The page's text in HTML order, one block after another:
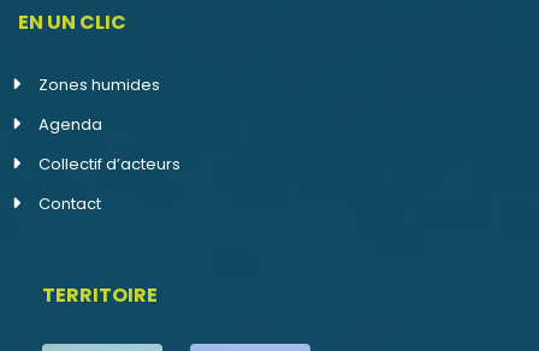
EN UN CLIC
Zones humides
Agenda
Collectif d’acteurs
Contact
TERRITOIRE